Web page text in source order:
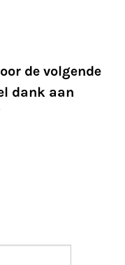
de volgende
dank aan